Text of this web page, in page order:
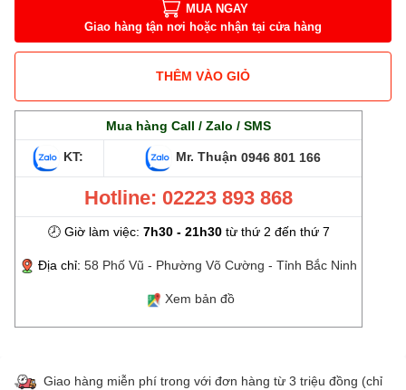
MUA NGAY
Giao hàng tận nơi hoặc nhận tại cửa hàng
THÊM VÀO GIỎ
Mua hàng Call / Zalo / SMS
KT: Mr. Thuận 0946 801 166
Hotline: 02223 893 868
🕗 Giờ làm việc: 7h30 - 21h30từ thứ 2 đến thứ 7
Địa chỉ: 58 Phố Vũ - Phường Võ Cường - Tỉnh Bắc Ninh
Xem bản đồ
Giao hàng miễn phí trong với đơn hàng từ 3 triệu đồng (chỉ